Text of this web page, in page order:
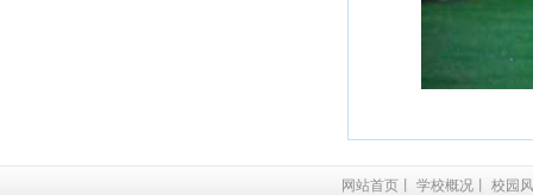
网站首页 学校概况 校园